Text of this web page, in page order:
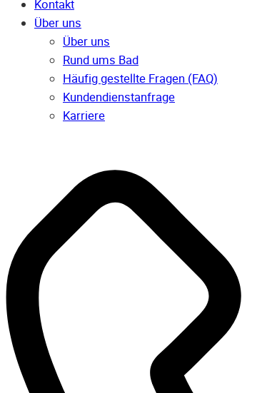
Kontakt
Über uns
Über uns
Rund ums Bad
Häufig gestellte Fragen (FAQ)
Kunden­dienst­anfrage
Karriere